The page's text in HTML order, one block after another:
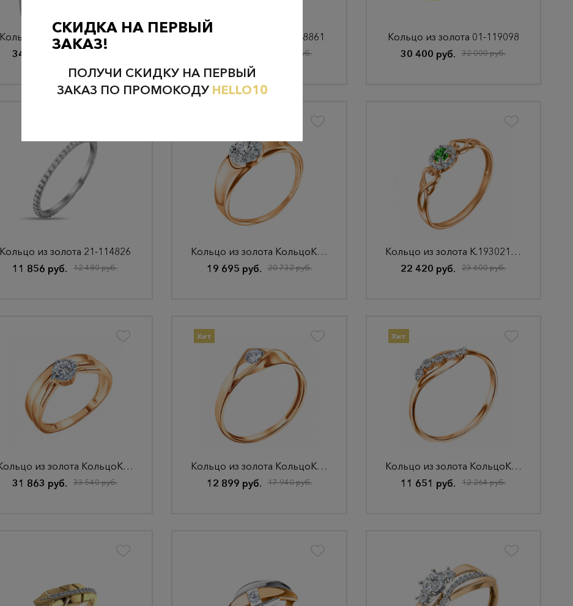
Кольцо из золота 21-118531
34 200 руб.
Кольцо из золота 08-158861
30 849 руб.
Кольцо из золота 01-119098
30 400 руб.
32 000 руб.
Кольцо из золота 21-114826
11 856 руб.
12 480 руб.
Кольцо из золота КольцоКЛ-26/18,5/бцФ/з585
19 695 руб.
20 732 руб.
Кольцо из золота К.193021НГ.18,0.злФ.з585
22 420 руб.
23 600 руб.
Кольцо из золота КольцоКЛ-38.16,5.бцФ.з585
31 863 руб.
33 540 руб.
Хит
Кольцо из золота КольцоКЛ-36.17,5.бцФ.з585
12 899 руб.
17 940 руб.
Хит
Кольцо из золота КольцоКЛ-25.16,5.бцФ.з585
11 651 руб.
12 264 руб.
СКИДКА НА ПЕРВЫЙ
ЗАКАЗ!
ПОЛУЧИ СКИДКУ НА ПЕРВЫЙ
ЗАКАЗ ПО ПРОМОКОДУ HELLO10